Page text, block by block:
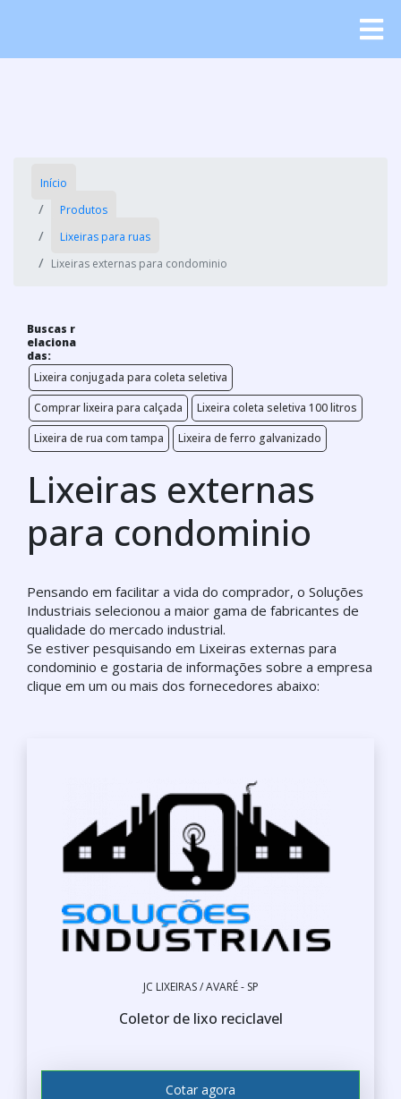
Início
Produtos
Lixeiras para ruas
Lixeiras externas para condominio
Buscas r
elaciona
das:
Lixeira conjugada para coleta seletiva
Comprar lixeira para calçada
Lixeira coleta seletiva 100 litros
Lixeira de rua com tampa
Lixeira de ferro galvanizado
Lixeiras externas
para condominio
Pensando em facilitar a vida do comprador, o Soluções
Industriais selecionou a maior gama de fabricantes de
qualidade do mercado industrial.
Se estiver pesquisando em Lixeiras externas para
condominio e gostaria de informações sobre a empresa
clique em um ou mais dos fornecedores abaixo:
JC LIXEIRAS / AVARÉ - SP
Coletor de lixo reciclavel
Cotar agora